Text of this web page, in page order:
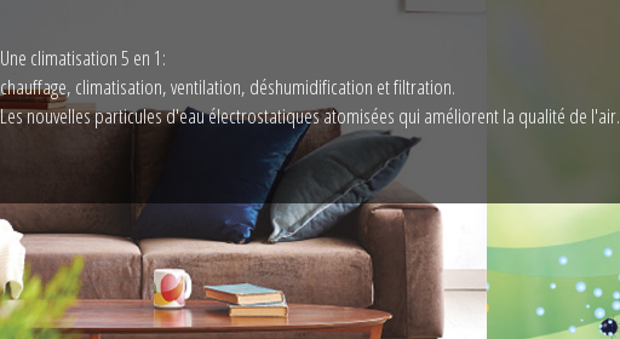
Une climatisation 5 en 1:
chauffage, climatisation, ventilation, déshumidification et filtration.
Les nouvelles particules d'eau électrostatiques atomisées qui améliorent la qualité de l'air.